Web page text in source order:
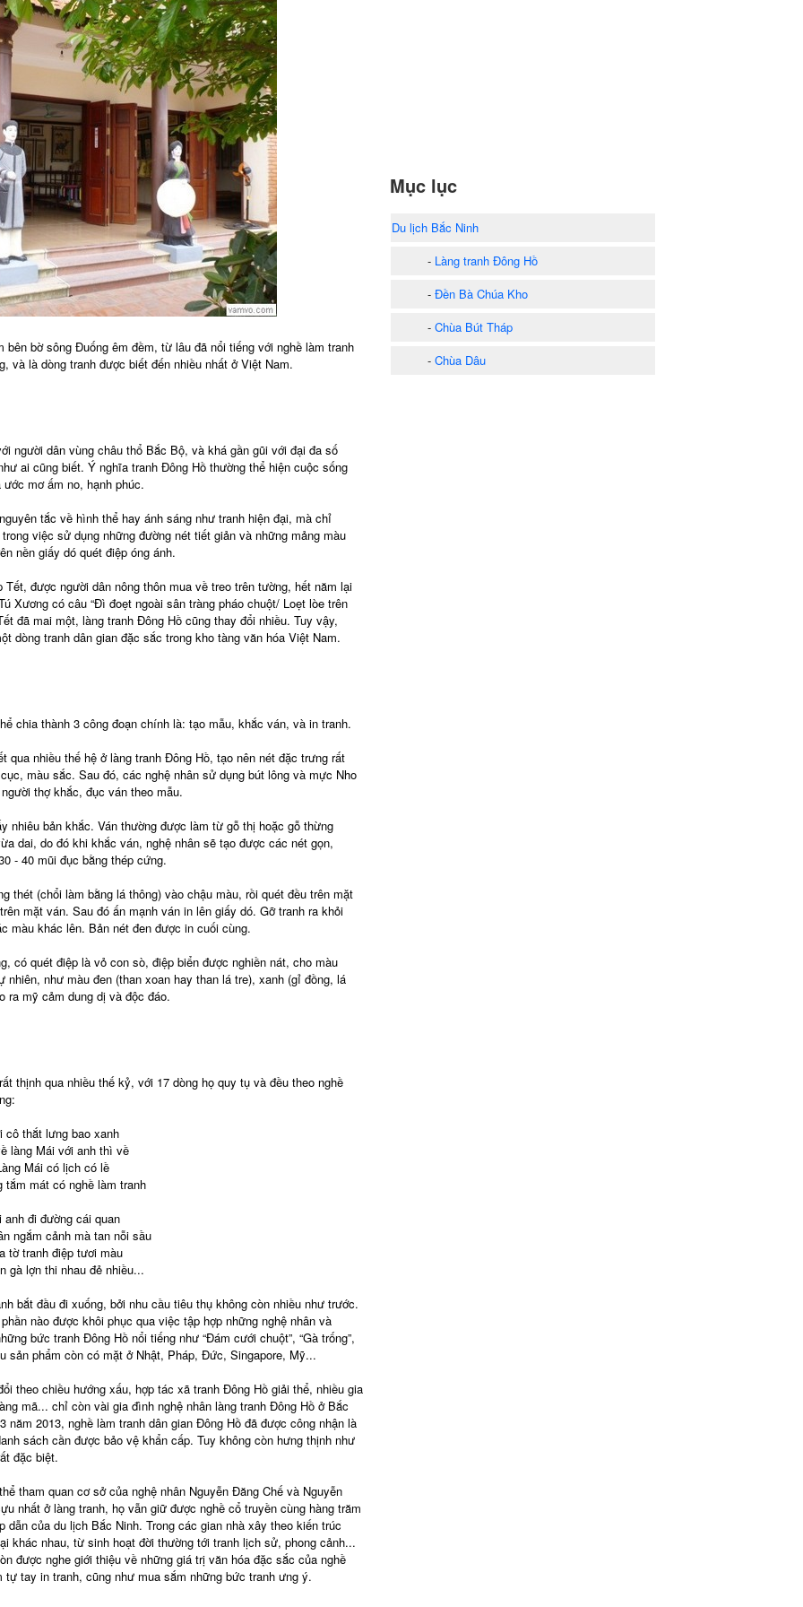
bên bờ sông Đuống êm đềm, từ lâu đã nổi tiếng với nghề làm tranh
và là dòng tranh được biết đến nhiều nhất ở Việt Nam.
người dân vùng châu thổ Bắc Bộ, và khá gần gũi với đại đa số
ai cũng biết. Ý nghĩa tranh Đông Hồ thường thể hiện cuộc sống
mơ ấm no, hạnh phúc.
tắc về hình thể hay ánh sáng như tranh hiện đại, mà chỉ
việc sử dụng những đường nét tiết giản và những mảng màu
nền giấy dó quét điệp óng ánh.
được người dân nông thôn mua về treo trên tường, hết năm lại
Xương có câu “Đì đoẹt ngoài sân tràng pháo chuột/ Loẹt lòe trên
đã mai một, làng tranh Đông Hồ cũng thay đổi nhiều. Tuy vậy,
dòng tranh dân gian đặc sắc trong kho tàng văn hóa Việt Nam.
chia thành 3 công đoạn chính là: tạo mẫu, khắc ván, và in tranh.
qua nhiều thế hệ ở làng tranh Đông Hồ, tạo nên nét đặc trưng rất
màu sắc. Sau đó, các nghệ nhân sử dụng bút lông và mực Nho
thợ khắc, đục ván theo mẫu.
nhiêu bản khắc. Ván thường được làm từ gỗ thị hoặc gỗ thừng
dai, do đó khi khắc ván, nghệ nhân sẽ tạo được các nét gọn,
- 40 mũi đục bằng thép cứng.
thét (chổi làm bằng lá thông) vào chậu màu, rồi quét đều trên mặt
mặt ván. Sau đó ấn mạnh ván in lên giấy dó. Gỡ tranh ra khỏi
màu khác lên. Bản nét đen được in cuối cùng.
có quét điệp là vỏ con sò, điệp biển được nghiền nát, cho màu
như màu đen (than xoan hay than lá tre), xanh (gỉ đồng, lá
ra mỹ cảm dung dị và độc đáo.
thịnh qua nhiều thế kỷ, với 17 dòng họ quy tụ và đều theo nghề
cô thắt lưng bao xanh
làng Mái với anh thì về
Mái có lịch có lề
tắm mát có nghề làm tranh
anh đi đường cái quan
ngắm cảnh mà tan nỗi sầu
tờ tranh điệp tươi màu
gà lợn thi nhau đẻ nhiều...
bắt đầu đi xuống, bởi nhu cầu tiêu thụ không còn nhiều như trước.
nào được khôi phục qua việc tập hợp những nghệ nhân và
bức tranh Đông Hồ nổi tiếng như “Đám cưới chuột”, “Gà trống”,
sản phẩm còn có mặt ở Nhật, Pháp, Đức, Singapore, Mỹ...
theo chiều hướng xấu, hợp tác xã tranh Đông Hồ giải thể, nhiều gia
mã... chỉ còn vài gia đình nghệ nhân làng tranh Đông Hồ ở Bắc
2013, nghề làm tranh dân gian Đông Hồ đã được công nhận là
sách cần được bảo vệ khẩn cấp. Tuy không còn hưng thịnh như
đặc biệt.
tham quan cơ sở của nghệ nhân Nguyễn Đăng Chế và Nguyễn
nhất ở làng tranh, họ vẫn giữ được nghề cổ truyền cùng hàng trăm
của du lịch Bắc Ninh. Trong các gian nhà xây theo kiến trúc
khác nhau, từ sinh hoạt đời thường tới tranh lịch sử, phong cảnh...
được nghe giới thiệu về những giá trị văn hóa đặc sắc của nghề
tay in tranh, cũng như mua sắm những bức tranh ưng ý.
Mục lục
Du lịch Bắc Ninh
- Làng tranh Đông Hồ
- Đền Bà Chúa Kho
- Chùa Bút Tháp
- Chùa Dâu